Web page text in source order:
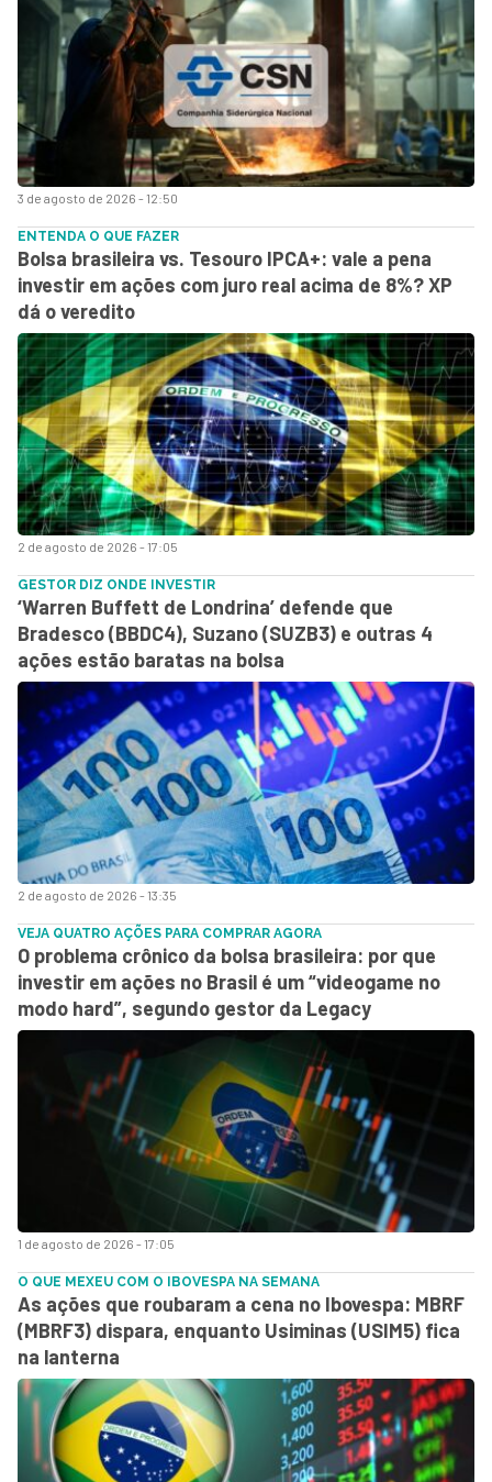
3 de agosto de 2026 - 12:50
2 de agosto de 2026 - 17:05
ENTENDA O QUE FAZER
Bolsa brasileira vs. Tesouro IPCA+: vale a pena
investir em ações com juro real acima de 8%? XP
dá o veredito
2 de agosto de 2026 - 13:35
GESTOR DIZ ONDE INVESTIR
‘Warren Buffett de Londrina’ defende que
Bradesco (BBDC4), Suzano (SUZB3) e outras 4
ações estão baratas na bolsa
1 de agosto de 2026 - 17:05
VEJA QUATRO AÇÕES PARA COMPRAR AGORA
O problema crônico da bolsa brasileira: por que
investir em ações no Brasil é um “videogame no
modo hard”, segundo gestor da Legacy
O QUE MEXEU COM O IBOVESPA NA SEMANA
As ações que roubaram a cena no Ibovespa: MBRF
(MBRF3) dispara, enquanto Usiminas (USIM5) fica
na lanterna